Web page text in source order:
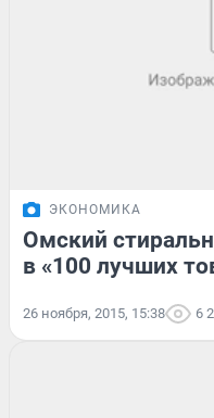
ЭКОНОМИКА
Омский
в «100 лучших
26 ноября, 2015, 15:38 6